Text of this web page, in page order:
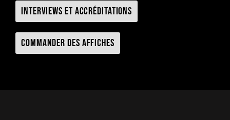
Interviews et accréditations
Commander des affiches